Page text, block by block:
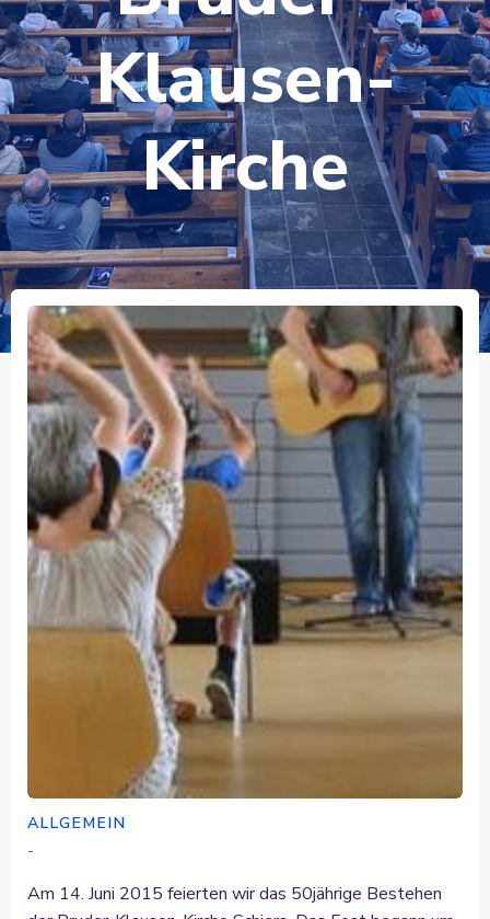
Klausen-
Kirche
ALLGEMEIN
-
Am 14. Juni 2015 feierten wir das 50jährige Bestehen